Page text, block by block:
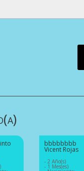
bbbbbbbb
Vicent Rojas
- 2 Año(s)
- 1 Mes(es)